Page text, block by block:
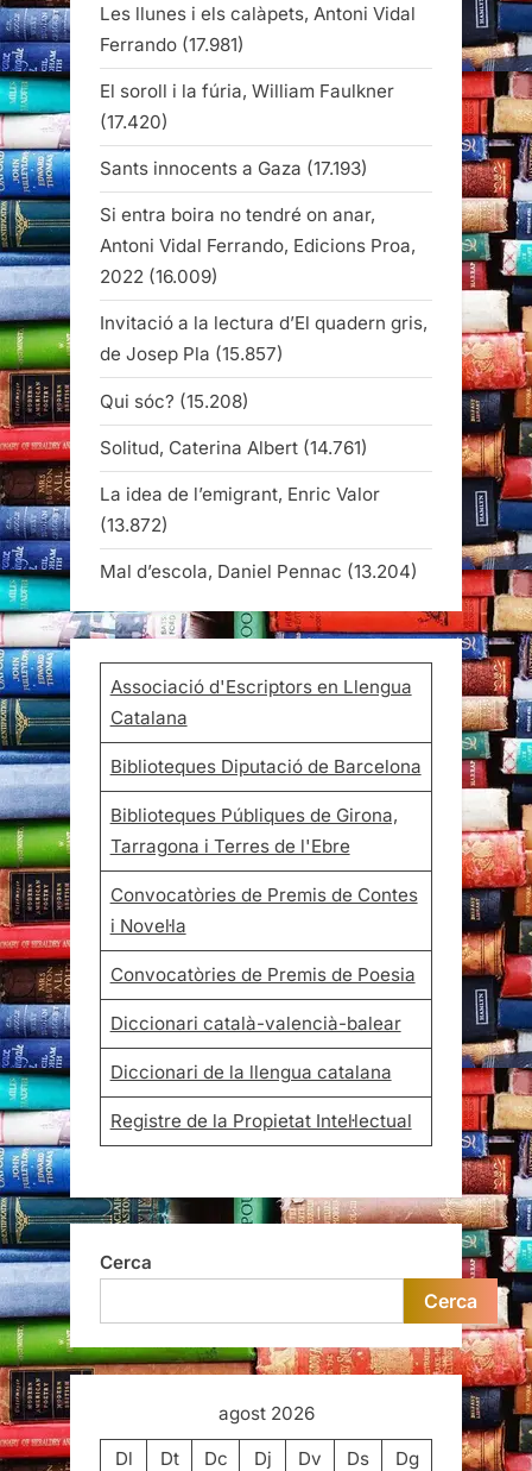
Les llunes i els calàpets, Antoni Vidal
Ferrando (17.981)
El soroll i la fúria, William Faulkner
(17.420)
Sants innocents a Gaza (17.193)
Si entra boira no tendré on anar,
Antoni Vidal Ferrando, Edicions Proa,
2022 (16.009)
Invitació a la lectura d’El quadern gris,
de Josep Pla (15.857)
Qui sóc? (15.208)
Solitud, Caterina Albert (14.761)
La idea de l’emigrant, Enric Valor
(13.872)
Mal d’escola, Daniel Pennac (13.204)
Associació d'Escriptors en Llengua
Catalana
Biblioteques Diputació de Barcelona
Biblioteques Públiques de Girona,
Tarragona i Terres de l'Ebre
Convocatòries de Premis de Contes
i Novel·la
Convocatòries de Premis de Poesia
Diccionari català-valencià-balear
Diccionari de la llengua catalana
Registre de la Propietat Intel·lectual
Cerca
Cerca
agost 2026
Dl
Dt Dc Dj Dv Ds
Dg